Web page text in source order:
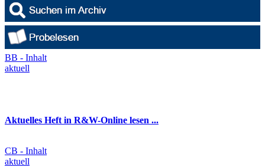
BB - Inhalt
aktuell
Aktuelles Heft in R&W-Online lesen ...
CB - Inhalt
aktuell